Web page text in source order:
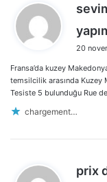
20
Fransa’da kuzey
temsilcilik arasında Kuzey
Tesiste 5 bulunduğu Rue
chargement…
prix